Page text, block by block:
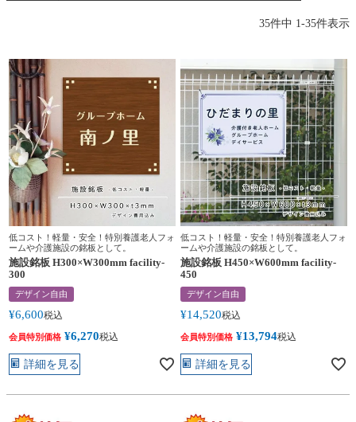
35件中 1-35件表示
低コスト！軽量・安全！特別養護老人フォ
ームや介護施設の銘板として。
施設銘板 H300×W300mm facility-
300
デザイン自由
¥6,600税込
会員特別価格 ¥6,270税込
詳細を見る
低コスト！軽量・安全！特別養護老人フォ
ームや介護施設の銘板として。
施設銘板 H450×W600mm facility-
450
デザイン自由
¥14,520税込
会員特別価格 ¥13,794税込
詳細を見る